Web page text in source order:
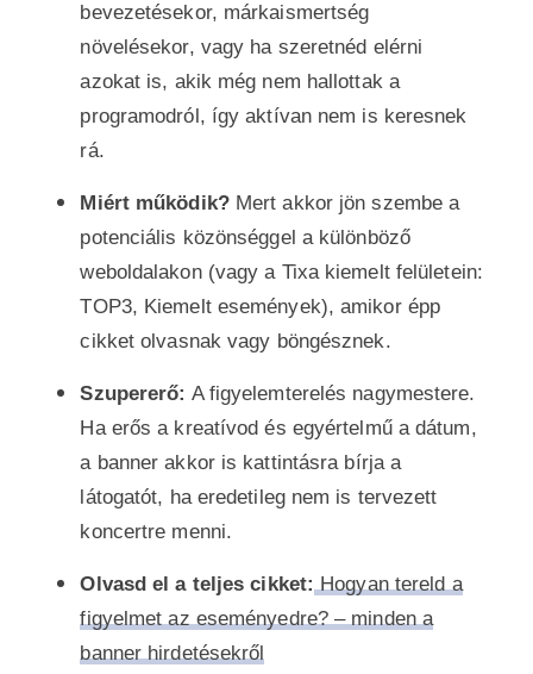
bevezetésekor, márkaismertség
növelésekor, vagy ha szeretnéd elérni
azokat is, akik még nem hallottak a
programodról, így aktívan nem is keresnek
rá.
Miért működik?Mert akkor jön szembe a
potenciális közönséggel a különböző
weboldalakon (vagy a Tixa kiemelt felületein:
TOP3, Kiemelt események), amikor épp
cikket olvasnak vagy böngésznek.
Szupererő: A figyelemterelés nagymestere.
Ha erős a kreatívod és egyértelmű a dátum,
a banner akkor is kattintásra bírja a
látogatót, ha eredetileg nem is tervezett
koncertre menni.
Olvasd el a teljes cikket: Hogyan tereld a
figyelmet az eseményedre? – minden a
banner hirdetésekről